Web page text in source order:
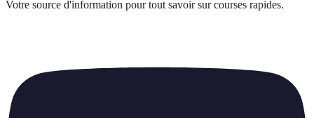
Votre source d'information pour tout savoir sur courses rapides.